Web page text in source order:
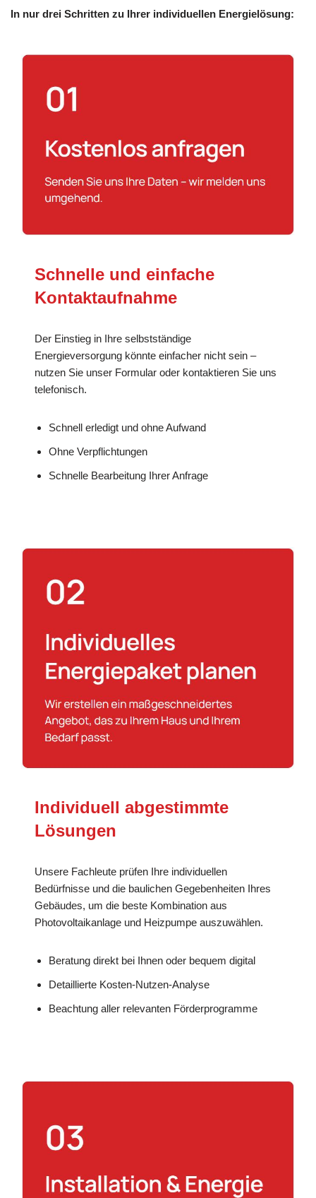
In nur drei Schritten zu Ihrer individuellen Energielösung:
Schnelle und einfache
Kontaktaufnahme
Der Einstieg in Ihre selbstständige
Energieversorgung könnte einfacher nicht sein –
nutzen Sie unser Formular oder kontaktieren Sie uns
telefonisch.
Schnell erledigt und ohne Aufwand
Ohne Verpflichtungen
Schnelle Bearbeitung Ihrer Anfrage
Individuell abgestimmte
Lösungen
Unsere Fachleute prüfen Ihre individuellen
Bedürfnisse und die baulichen Gegebenheiten Ihres
Gebäudes, um die beste Kombination aus
Photovoltaikanlage und Heizpumpe auszuwählen.
Beratung direkt bei Ihnen oder bequem digital
Detaillierte Kosten-Nutzen-Analyse
Beachtung aller relevanten Förderprogramme